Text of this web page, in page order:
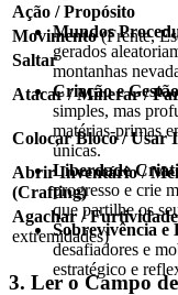
Mundos
gerados
montanhas
Criação e
simples, mas
matérias-primas
únicas.
Liberdade
progresso e crie
que partilhe os
Sobrevivência e
desafiadores e
estratégico e
Ação / Propósito
Movimento(Frente,
Saltar
Atacar / Minerar /
Colocar Bloco / Usar
Abrir Inventário /
(Crafting)
Agachar / Furtividade
extremidades)
3. Ler o Campo